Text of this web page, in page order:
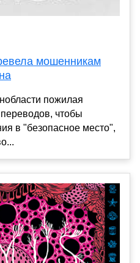
мошенникам
пожилая
чтобы
в "безопасное место",